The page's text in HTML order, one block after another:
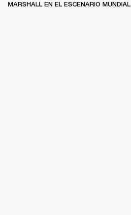
MARSHALL EN EL ESCENARIO MUNDIAL